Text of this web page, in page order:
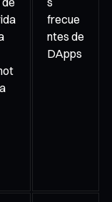
frecue
ntes de
DApps